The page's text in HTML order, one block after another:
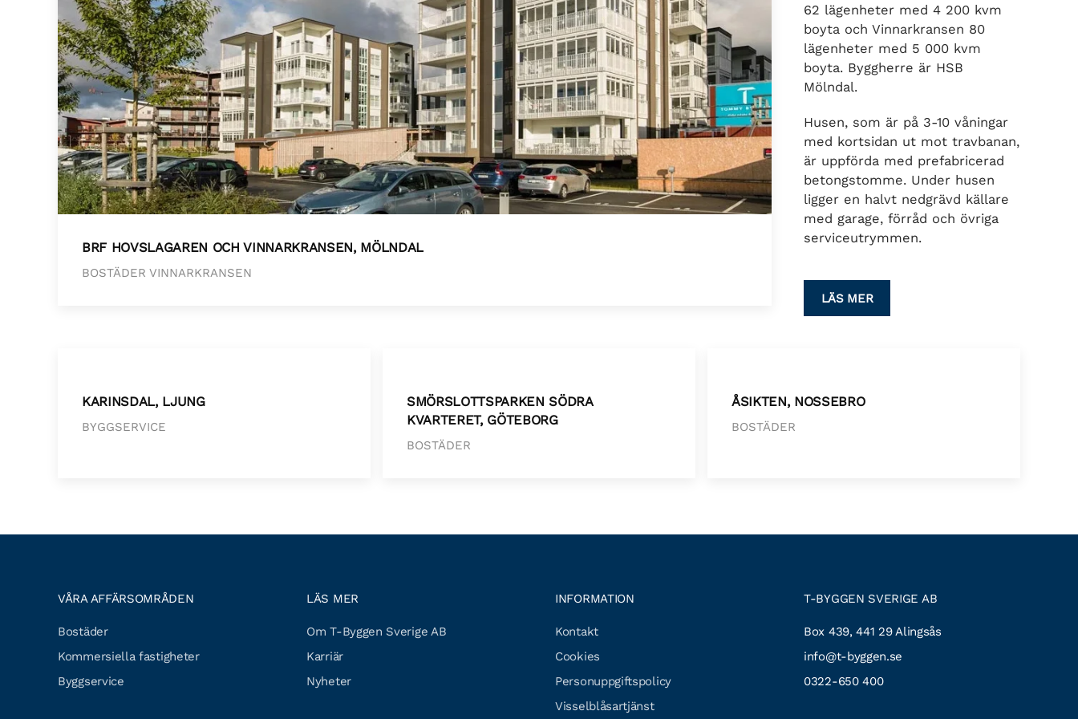
BRF HOVSLAGAREN OCH VINNARKRANSEN, MÖLNDAL
BOSTÄDER VINNARKRANSEN
62 lägenheter med 4 200 kvm
boyta och Vinnarkransen 80
lägenheter med 5 000 kvm
boyta. Byggherre är HSB
Mölndal.
Husen, som är på 3-10 våningar
med kortsidan ut mot travbanan,
är uppförda med prefabricerad
betongstomme. Under husen
ligger en halvt nedgrävd källare
med garage, förråd och övriga
serviceutrymmen.
LÄS MER
KARINSDAL, LJUNG
BYGGSERVICE
SMÖRSLOTTSPARKEN SÖDRA
KVARTERET, GÖTEBORG
BOSTÄDER
ÅSIKTEN, NOSSEBRO
BOSTÄDER
VÅRA AFFÄRSOMRÅDEN
Bostäder
Kommersiella fastigheter
Byggservice
LÄS MER
Om T-Byggen Sverige AB
Karriär
Nyheter
INFORMATION
Kontakt
Cookies
Personuppgiftspolicy
Visselblåsartjänst
T-BYGGEN SVERIGE AB
Box 439, 441 29 Alingsås
info@t-byggen.se
0322-650 400